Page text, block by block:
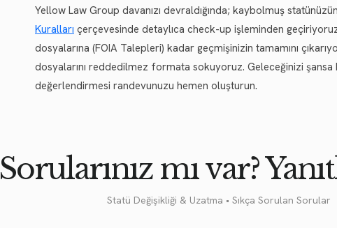
Yellow Law Group davanızı devraldığında; kaybolmuş
Kuralları çerçevesinde detaylıca check-up işleminden
dosyalarına (FOIA Talepleri) kadar geçmişinizin tamamını
dosyalarını reddedilmez formata sokuyoruz. Geleceğinizi şansa
değerlendirmesi randevunuzu hemen oluşturun.
Sorularınız mı var?
Statü Değişikliği & Uzatma • Sıkça Sorulan Sorular